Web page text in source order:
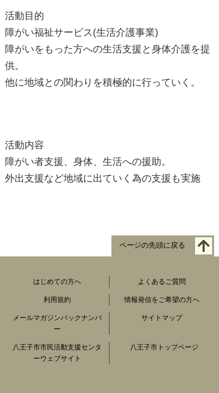
活動目的
障がい福祉サービス(生活介護事業)
障がいをもった方への生活支援と身体介護を提
供。
他に地域との関わりを積極的に行っていく。
活動内容
障がい者支援、身体、生活への援助。
外出支援など地域に出ていく為の支援も実施
ページの先頭に戻る
はじめての方へ よくあるご質問
利用規約 情報発信をご希望の方へ
メールマガジンバックナンバ
ー
サイトマップ
八王子市市民活動支援センタ
ーウェブサイト
八王子市トップページ